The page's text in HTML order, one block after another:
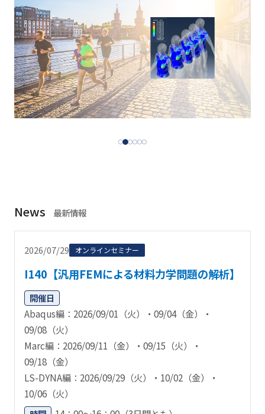
News 最新情報
2026/07/29 オンラインセミナー
I140【汎用FEMによる材料力学問題の解析】
開催日
Abaqus編：2026/09/01（火）・09/04（金）・
09/08（火）
Marc編：2026/09/11（金）・09/15（火）・
09/18（金）
LS-DYNA編：2026/09/29（火）・10/02（金）・
10/06（火）